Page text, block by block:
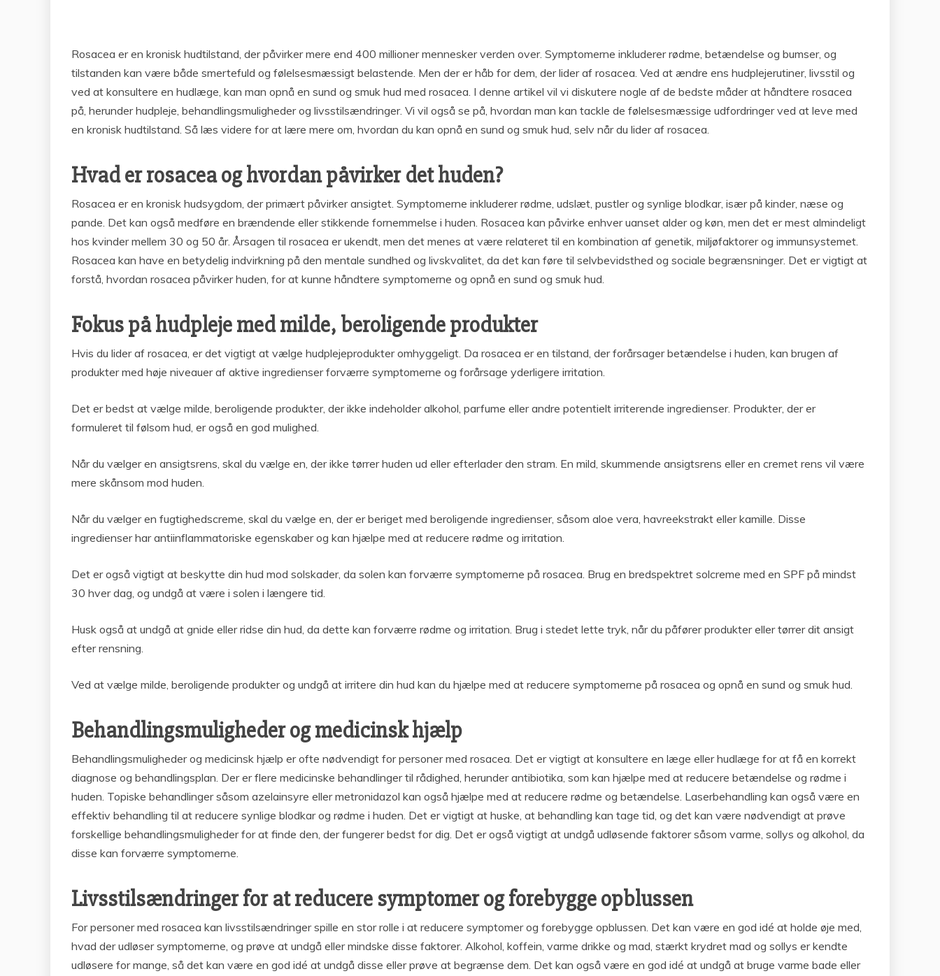
Rosacea er en kronisk hudtilstand, der påvirker mere end 400 millioner mennesker verden over. Symptomerne inkluderer rødme, betændelse og bumser, og
tilstanden kan være både smertefuld og følelsesmæssigt belastende. Men der er håb for dem, der lider af rosacea. Ved at ændre ens hudplejerutiner, livsstil og
ved at konsultere en hudlæge, kan man opnå en sund og smuk hud med rosacea. I denne artikel vil vi diskutere nogle af de bedste måder at håndtere rosacea
på, herunder hudpleje, behandlingsmuligheder og livsstilsændringer. Vi vil også se på, hvordan man kan tackle de følelsesmæssige udfordringer ved at leve med
en kronisk hudtilstand. Så læs videre for at lære mere om, hvordan du kan opnå en sund og smuk hud, selv når du lider af rosacea.
Hvad er rosacea og hvordan påvirker det huden?
Rosacea er en kronisk hudsygdom, der primært påvirker ansigtet. Symptomerne inkluderer rødme, udslæt, pustler og synlige blodkar, især på kinder, næse og
pande. Det kan også medføre en brændende eller stikkende fornemmelse i huden. Rosacea kan påvirke enhver uanset alder og køn, men det er mest almindeligt
hos kvinder mellem 30 og 50 år. Årsagen til rosacea er ukendt, men det menes at være relateret til en kombination af genetik, miljøfaktorer og immunsystemet.
Rosacea kan have en betydelig indvirkning på den mentale sundhed og livskvalitet, da det kan føre til selvbevidsthed og sociale begrænsninger. Det er vigtigt at
forstå, hvordan rosacea påvirker huden, for at kunne håndtere symptomerne og opnå en sund og smuk hud.
Fokus på hudpleje med milde, beroligende produkter
Hvis du lider af rosacea, er det vigtigt at vælge hudplejeprodukter omhyggeligt. Da rosacea er en tilstand, der forårsager betændelse i huden, kan brugen af ​​
produkter med høje niveauer af aktive ingredienser forværre symptomerne og forårsage yderligere irritation.
Det er bedst at vælge milde, beroligende produkter, der ikke indeholder alkohol, parfume eller andre potentielt irriterende ingredienser. Produkter, der er
formuleret til følsom hud, er også en god mulighed.
Når du vælger en ansigtsrens, skal du vælge en, der ikke tørrer huden ud eller efterlader den stram. En mild, skummende ansigtsrens eller en cremet rens vil være
mere skånsom mod huden.
Når du vælger en fugtighedscreme, skal du vælge en, der er beriget med beroligende ingredienser, såsom aloe vera, havreekstrakt eller kamille. Disse
ingredienser har antiinflammatoriske egenskaber og kan hjælpe med at reducere rødme og irritation.
Det er også vigtigt at beskytte din hud mod solskader, da solen kan forværre symptomerne på rosacea. Brug en bredspektret solcreme med en SPF på mindst
30 hver dag, og undgå at være i solen i længere tid.
Husk også at undgå at gnide eller ridse din hud, da dette kan forværre rødme og irritation. Brug i stedet lette tryk, når du påfører produkter eller tørrer dit ansigt
efter rensning.
Ved at vælge milde, beroligende produkter og undgå at irritere din hud kan du hjælpe med at reducere symptomerne på rosacea og opnå en sund og smuk hud.
Behandlingsmuligheder og medicinsk hjælp
Behandlingsmuligheder og medicinsk hjælp er ofte nødvendigt for personer med rosacea. Det er vigtigt at konsultere en læge eller hudlæge for at få en korrekt
diagnose og behandlingsplan. Der er flere medicinske behandlinger til rådighed, herunder antibiotika, som kan hjælpe med at reducere betændelse og rødme i
huden. Topiske behandlinger såsom azelainsyre eller metronidazol kan også hjælpe med at reducere rødme og betændelse. Laserbehandling kan også være en
effektiv behandling til at reducere synlige blodkar og rødme i huden. Det er vigtigt at huske, at behandling kan tage tid, og det kan være nødvendigt at prøve
forskellige behandlingsmuligheder for at finde den, der fungerer bedst for dig. Det er også vigtigt at undgå udløsende faktorer såsom varme, sollys og alkohol, da
disse kan forværre symptomerne.
Livsstilsændringer for at reducere symptomer og forebygge opblussen
For personer med rosacea kan livsstilsændringer spille en stor rolle i at reducere symptomer og forebygge opblussen. Det kan være en god idé at holde øje med,
hvad der udløser symptomerne, og prøve at undgå eller mindske disse faktorer. Alkohol, koffein, varme drikke og mad, stærkt krydret mad og sollys er kendte
udløsere for mange, så det kan være en god idé at undgå disse eller prøve at begrænse dem. Det kan også være en god idé at undgå at bruge varme bade eller